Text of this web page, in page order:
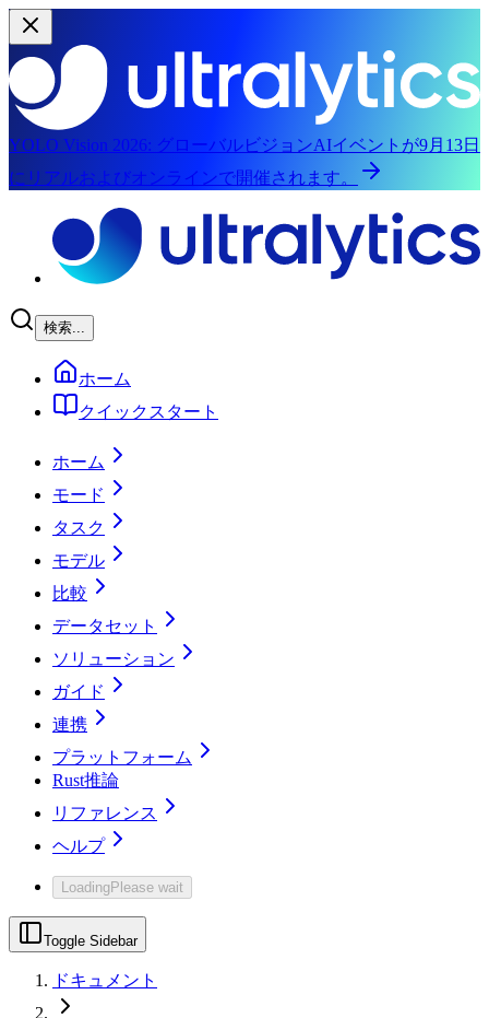
YOLO Vision 2026: グローバルビジョンAIイベントが9月13日
にリアルおよびオンラインで開催されます。
検索...
ホーム
クイックスタート
ホーム
モード
タスク
モデル
比較
データセット
ソリューション
ガイド
連携
プラットフォーム
Rust推論
リファレンス
ヘルプ
LoadingPlease wait
Toggle Sidebar
ドキュメント